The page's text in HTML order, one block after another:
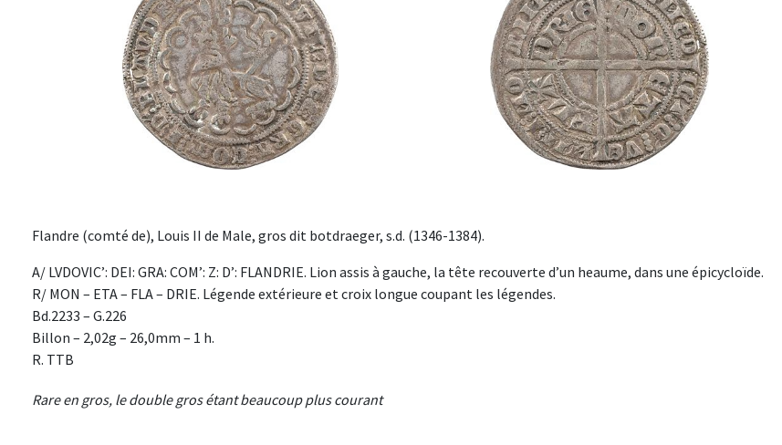
Flandre (comté de), Louis II de Male, gros dit botdraeger, s.d. (1346-1384).
A/ LVDOVIC’: DEI: GRA: COM’: Z: D’: FLANDRIE. Lion assis à gauche, la tête recouverte d’un heaume, dans une épicycloïde.
R/ MON – ETA – FLA – DRIE. Légende extérieure et croix longue coupant les légendes.
Bd.2233 – G.226
Billon – 2,02g – 26,0mm – 1 h.
R. TTB
Rare en gros, le double gros étant beaucoup plus courant